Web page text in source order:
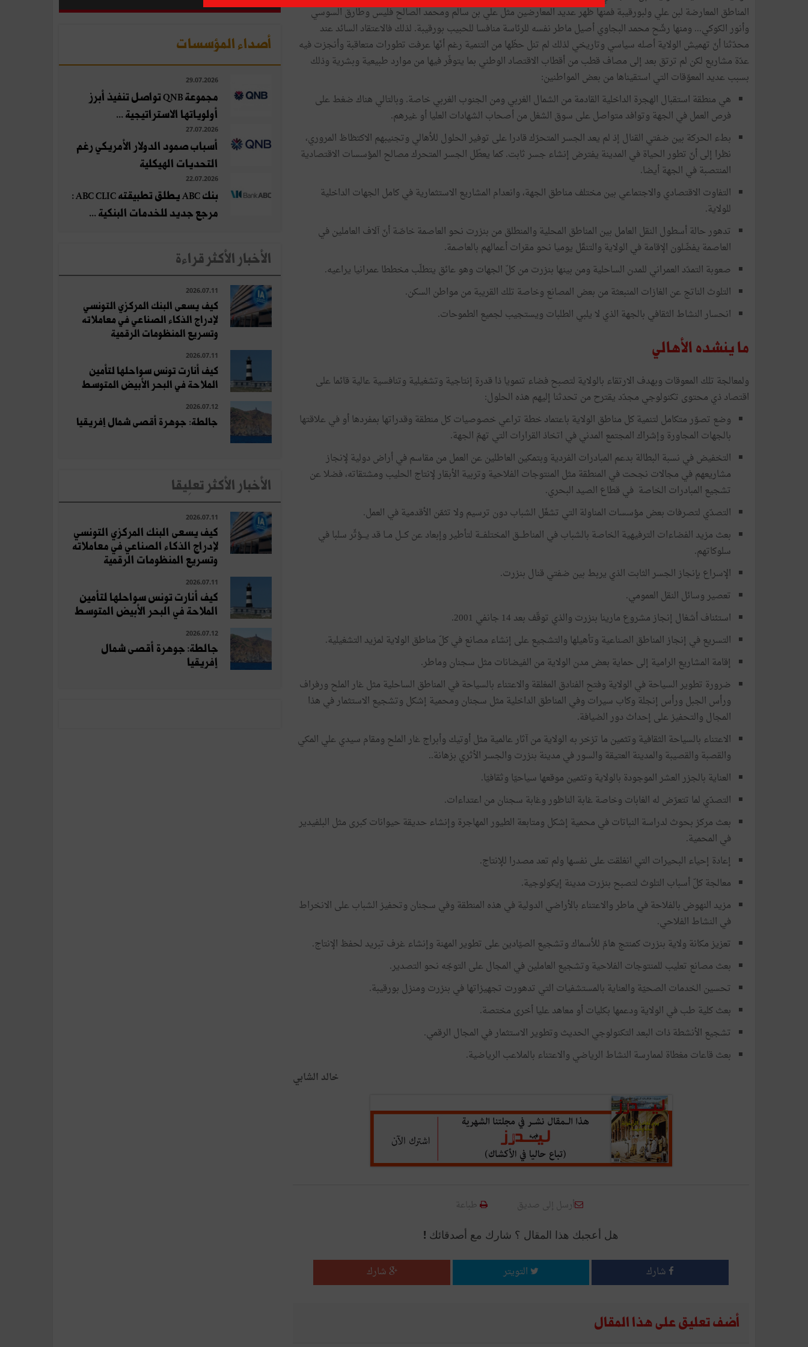
المناطق المعارضة لبن علي ولبورقيبة فمنها ظهر عديد المعارضين مثل علي بن سالم ومحمد الصالح فليس وطارق السوسي
وأنور الكوكي... ومنها رشّح محمد البجاوي أصيل ماطر نفسه للرئاسة منافسا للحبيب بورقيبة. لذلك فالاعتقاد السائد عند
محدّثنا أنّ تهميش الولاية أصله سياسي وتاريخي لذلك لم تنل حظّها من التنمية رغم أنّها عرفت تطورات متعاقبة وأنجزت فيه
عدّة مشاريع لكن لم ترتق بعد إلى مصاف قطب من أقطاب الاقتصاد الوطني بما يتوفّر فيها من موارد طبيعية وبشرية وذلك
بسبب عديد المعوّقات التي استقيناها من بعض المواطنين:
هي منطقة استقبال الهجرة الداخلية القادمة من الشمال الغربي ومن الجنوب الغربي خاصة. وبالتالي هناك ضغط على
فرص العمل في الجهة وتوافد متواصل على سوق الشغل من أصحاب الشهادات العليا أو غيرهم.
بطء الحركة بين ضفتي القنال إذ لم يعد الجسر المتحرّك قادرا على توفير الحلول للأهالي وتجنيبهم الاكتظاظ المروري،
نظرا إلى أنّ تطور الحياة في المدينة يفترض إنشاء جسر ثابت. كما يعطّل الجسر المتحرك مصالح المؤسسات الاقتصادية
المنتصبة في الجهة أيضا.
التفاوت الاقتصادي والاجتماعي بين مختلف مناطق الجهة، وانعدام المشاريع الاستثمارية في كامل الجهات الداخلية
للولاية.
تدهور حالة أسطول النقل العامل بين المناطق المحلية والمنطلق من بنزرت نحو العاصمة خاصّة أنّ آلاف العاملين في
العاصمة يفضّلون الإقامة في الولاية والتنقّل يوميا نحو مقرات أعمالهم بالعاصمة.
صعوبة التمدّد العمراني للمدن الساحلية ومن بينها بنزرت من كلّ الجهات وهو عائق يتطلّب مخططا عمرانيا يراعيه.
التلوث الناتج عن الغازات المنبعثة من بعض المصانع وخاصة تلك القريبة من مواطن السكن.
انحسار النشاط الثقافي بالجهة الذي لا يلبي الطلبات ويستجيب لجميع الطموحات.
ما ينشده الأهالي
ولمعالجة تلك المعوقات وبهدف الارتقاء بالولاية لتصبح فضاء تنمويا ذا قدرة إنتاجية وتشغيلية وتنافسية عالية قائما على
اقتصاد ذي محتوى تكنولوجي مجدّد يقترح من تحدثنا إليهم هذه الحلول:
وضع تصوّر متكامل لتنمية كل مناطق الولاية باعتماد خطة تراعي خصوصيات كل منطقة وقدراتها بمفردها أو في علاقتها
بالجهات المجاورة وإشراك المجتمع المدني في اتخاذ القرارات التي تهمّ الجهة.
التخفيض في نسبة البطالة بدعم المبادرات الفردية وبتمكين العاطلين عن العمل من مقاسم في أراض دولية لإنجاز
مشاريعهم في مجالات نجحت في المنطقة مثل المنتوجات الفلاحية وتربية الأبقار لإنتاج الحليب ومشتقاته، فضلا عن
تشجيع المبادرات الخاصة في قطاع الصيد البحري.
التصدّي لتصرفات بعض مؤسسات المناولة التي تشغّل الشباب دون ترسيم ولا تثمّن الأقدمية في العمل.
بعث مزيد الفضاءات الترفيهية الخاصة بالشباب في المناطـــق المختلفـــة لتأطير وإبعاد عن كـــل مــا قد يـــؤثّر سلبا في
سلوكاتهم.
الإسراع بإنجاز الجسر الثابت الذي يربط بين ضفتي قنال بنزرت.
تعصير وسائل النقل العمومي.
استئناف أشغال إنجاز مشروع مارينا بنزرت والذي توقّف بعد 14 جانفي 2001.
التسريع في إنجاز المناطق الصناعية وتأهيلها والتشجيع على إنشاء مصانع في كلّ مناطق الولاية لمزيد التشغيلية.
إقامة المشاريع الرامية إلى حماية بعض مدن الولاية من الفيضانات مثل سجنان وماطر.
ضرورة تطوير السياحة في الولاية وفتح الفنادق المغلقة والاعتناء بالسياحة في المناطق الساحلية مثل غار الملح ورفراف
ورأس الجبل ورأس إنجلة وكاب سيرات وفي المناطق الداخلية مثل سجنان ومحمية إشكل وتشجيع الاستثمار في هذا
المجال والتحفيز على إحداث دور الضيافة.
الاعتناء بالسياحة الثقافية وتثمين ما تزخر به الولاية من آثار عالمية مثل أوتيك وأبراج غار الملح ومقام سيدي علي المكي
والقصبة والقصيبة والمدينة العتيقة والسور في مدينة بنزرت والجسر الأثري بزهانة..
العناية بالجزر العشر الموجودة بالولاية وتثمين موقعها سياحيّا وثقافيّا.
التصدّي لما تتعرّض له الغابات وخاصة غابة الناظور وغابة سجنان من اعتداءات.
بعث مركز بحوث لدراسة النباتات في محمية إشكل ومتابعة الطيور المهاجرة وإنشاء حديقة حيوانات كبرى مثل البلفيدير
في المحمية.
إعادة إحياء البحيرات التي انغلقت على نفسها ولم تعد مصدرا للإنتاج.
معالجة كلّ أسباب التلوث لتصبح بنزرت مدينة إيكولوجية.
مزيد النهوض بالفلاحة في ماطر والاعتناء بالأراضي الدولية في هذه المنطقة وفي سجنان وتحفيز الشباب على الانخراط
في النشاط الفلاحي.
تعزيز مكانة ولاية بنزرت كمنتج هامّ للأسماك وتشجيع الصيّادين على تطوير المهنة وإنشاء غرف تبريد لحفظ الإنتاج.
بعث مصانع تعليب للمنتوجات الفلاحية وتشجيع العاملين في المجال على التوجّه نحو التصدير.
تحسين الخدمات الصحيّة والعناية بالمستشفيات التي تدهورت تجهيزاتها في بنزرت ومنزل بورقيبة.
بعث كلية طب في الولاية ودعمها بكليات أو معاهد عليا أخرى مختصة.
تشجيع الأنشطة ذات البعد التكنولوجي الحديث وتطوير الاستثمار في المجال الرقمي.
بعث قاعات مغطاة لممارسة النشاط الرياضي والاعتناء بالملاعب الرياضية.
خالد الشابي
أرسل إلى صديق طباعة
هل أعجبك هذا المقال ؟ شارك مع أصدقائك !
شارك التويتر شارك
أضف تعليق على هذا المقال
أصداء المؤسسات
29.07.2026
مجموعة QNB تواصل تنفيذ أبرز
أولوياتها الاستراتيجية ...
27.07.2026
أسباب صمود الدولار الأمريكي رغم
التحديات الهيكلية
22.07.2026
بنك ABC يطلق تطبيقته ABC CLIC :
مرجع جديد للخدمات البنكية ...
الأخبار الأكثر قراءة
2026.07.11
كيف يسعى البنك المركزي التونسي
لإدراج الذكاء الصناعي في معاملاته
وتسريع المنظومات الرقمية
2026.07.11
كيف أنارت تونس سواحلها لتأمين
الملاحة في البحر الأبيض المتوسط
2026.07.12
جالطة: جوهرة أقصى شمال إفريقيا
الأخبار الأكثر تعلِيقا
2026.07.11
كيف يسعى البنك المركزي التونسي
لإدراج الذكاء الصناعي في معاملاته
وتسريع المنظومات الرقمية
2026.07.11
كيف أنارت تونس سواحلها لتأمين
الملاحة في البحر الأبيض المتوسط
2026.07.12
جالطة: جوهرة أقصى شمال
إفريقيا